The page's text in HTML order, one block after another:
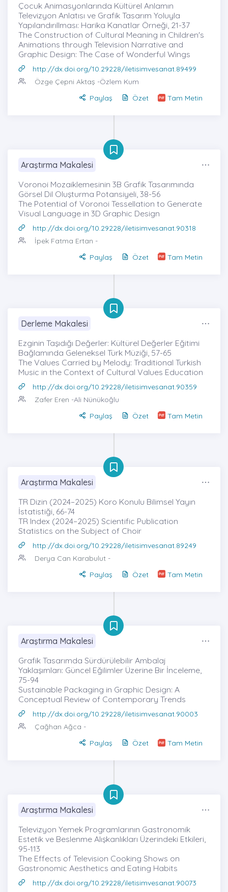
Çocuk Animasyonlarında Kültürel Anlamın
Televizyon Anlatısı ve Grafik Tasarım Yoluyla
Yapılandırıllması: Harika Kanatlar Örneği, 21-37
The Construction of Cultural Meaning in Children's
Animations through Television Narrative and
Graphic Design: The Case of Wonderful Wings
http://dx.doi.org/10.29228/iletisimvesanat.89499
Özge Çepni Aktaş -Özlem Kum
Paylaş
Özet Tam Metin
Araştırma Makalesi
Voronoi Mozaiklemesinin 3B Grafik Tasarımında
Görsel Dil Oluşturma Potansiyeli, 38-56
The Potential of Voronoi Tessellation to Generate
Visual Language in 3D Graphic Design
http://dx.doi.org/10.29228/iletisimvesanat.90318
İpek Fatma Ertan -
Paylaş
Özet Tam Metin
Derleme Makalesi
Ezginin Taşıdığı Değerler: Kültürel Değerler Eğitimi
Bağlamında Geleneksel Türk Müziği, 57-65
The Values Carried by Melody: Traditional Turkish
Music in the Context of Cultural Values Education
http://dx.doi.org/10.29228/iletisimvesanat.90359
Zafer Eren -Ali Nünükoğlu
Paylaş
Özet Tam Metin
Araştırma Makalesi
TR Dizin (2024–2025) Koro Konulu Bilimsel Yayın
İstatistiği, 66-74
TR Index (2024–2025) Scientific Publication
Statistics on the Subject of Choir
http://dx.doi.org/10.29228/iletisimvesanat.89249
Derya Can Karabulut -
Paylaş
Özet Tam Metin
Araştırma Makalesi
Grafik Tasarımda Sürdürülebilir Ambalaj
Yaklaşımları: Güncel Eğilimler Üzerine Bir İnceleme,
75-94
Sustainable Packaging in Graphic Design: A
Conceptual Review of Contemporary Trends
http://dx.doi.org/10.29228/iletisimvesanat.90003
Çağhan Ağca -
Paylaş
Özet Tam Metin
Araştırma Makalesi
Televizyon Yemek Programlarının Gastronomik
Estetik ve Beslenme Alışkanlıkları Üzerindeki Etkileri,
95-113
The Effects of Television Cooking Shows on
Gastronomic Aesthetics and Eating Habits
http://dx.doi.org/10.29228/iletisimvesanat.90073